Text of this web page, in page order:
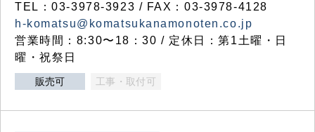
TEL：03-3978-3923 / FAX：03-3978-4128
h-komatsu@komatsukanamonoten.co.jp
営業時間：8:30〜18：30 / 定休日：第1土曜・日
曜・祝祭日
販売可 工事・取付可